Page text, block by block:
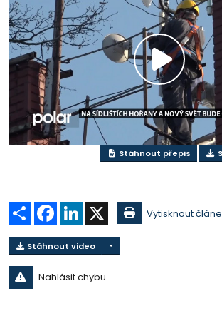
Přehrát
video
Stáhnout přepis
Sdílet Facebook
LinkedIn Vytisknout
Stáhnout video
Nahlásit chybu